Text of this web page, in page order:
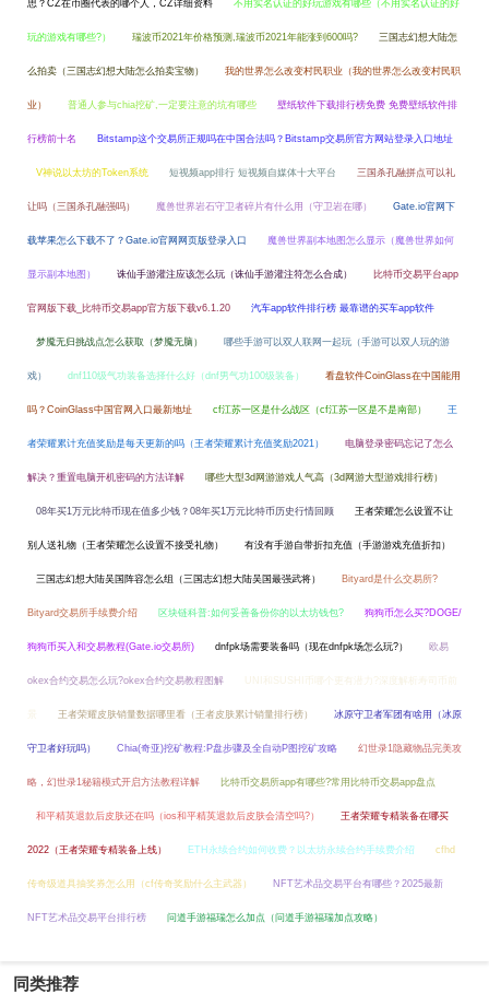
思？CZ在币圈代表的哪个人，CZ详细资料 不用实名认证的好玩游戏有哪些（不用实名认证的好
玩的游戏有哪些?） 瑞波币2021年价格预测,瑞波币2021年能涨到600吗? 三国志幻想大陆怎
么拍卖（三国志幻想大陆怎么拍卖宝物） 我的世界怎么改变村民职业（我的世界怎么改变村民职
业） 普通人参与chia挖矿,一定要注意的坑有哪些 壁纸软件下载排行榜免费 免费壁纸软件排
行榜前十名 Bitstamp这个交易所正规吗在中国合法吗？Bitstamp交易所官方网站登录入口地址
V神说以太坊的Token系统 短视频app排行 短视频自媒体十大平台 三国杀孔融拼点可以礼
让吗（三国杀孔融强吗） 魔兽世界岩石守卫者碎片有什么用（守卫岩在哪） Gate.io官网下
载苹果怎么下载不了？Gate.io官网网页版登录入口 魔兽世界副本地图怎么显示（魔兽世界如何
显示副本地图） 诛仙手游灌注应该怎么玩（诛仙手游灌注符怎么合成） 比特币交易平台app
官网版下载_比特币交易app官方版下载v6.1.20 汽车app软件排行榜 最靠谱的买车app软件
梦魇无归挑战点怎么获取（梦魇无脑） 哪些手游可以双人联网一起玩（手游可以双人玩的游
戏） dnf110级气功装备选择什么好（dnf男气功100级装备） 看盘软件CoinGlass在中国能用
吗？CoinGlass中国官网入口最新地址 cf江苏一区是什么战区（cf江苏一区是不是南部） 王
者荣耀累计充值奖励是每天更新的吗（王者荣耀累计充值奖励2021） 电脑登录密码忘记了怎么
解决？重置电脑开机密码的方法详解 哪些大型3d网游游戏人气高（3d网游大型游戏排行榜）
08年买1万元比特币现在值多少钱？08年买1万元比特币历史行情回顾 王者荣耀怎么设置不让
别人送礼物（王者荣耀怎么设置不接受礼物） 有没有手游自带折扣充值（手游游戏充值折扣）
三国志幻想大陆吴国阵容怎么组（三国志幻想大陆吴国最强武将） Bityard是什么交易所?
Bityard交易所手续费介绍 区块链科普:如何妥善备份你的以太坊钱包? 狗狗币怎么买?DOGE/
狗狗币买入和交易教程(Gate.io交易所) dnfpk场需要装备吗（现在dnfpk场怎么玩?） 欧易
okex合约交易怎么玩?okex合约交易教程图解 UNI和SUSHI币哪个更有潜力?深度解析寿司币前
王者荣耀皮肤销量数据哪里看（王者皮肤累计销量排行榜） 冰原守卫者军团有啥用（冰原
守卫者好玩吗） Chia(奇亚)挖矿教程:P盘步骤及全自动P图挖矿攻略 幻世录1隐藏物品完美攻
略，幻世录1秘籍模式开启方法教程详解 比特币交易所app有哪些?常用比特币交易app盘点
和平精英退款后皮肤还在吗（ios和平精英退款后皮肤会清空吗?） 王者荣耀专精装备在哪买
2022（王者荣耀专精装备上线） ETH永续合约如何收费？以太坊永续合约手续费介绍 cfhd
传奇级道具抽奖券怎么用（cf传奇奖励什么主武器） NFT艺术品交易平台有哪些？2025最新
NFT艺术品交易平台排行榜 问道手游福瑞怎么加点（问道手游福瑞加点攻略）
同类推荐